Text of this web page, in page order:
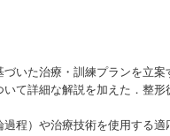
いた治療・訓練プランを立案
て詳細な解説を加えた．整
程）や治療技術を使用する